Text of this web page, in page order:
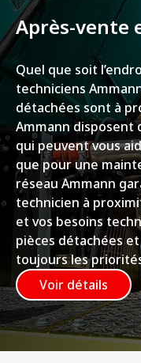
Après-vente
Quel que soit
techniciens
détachées sont à
Ammann disposent
qui peuvent vous
que pour une
réseau Ammann
technicien à
et vos besoins
pièces détachées
toujours les
Voir détails